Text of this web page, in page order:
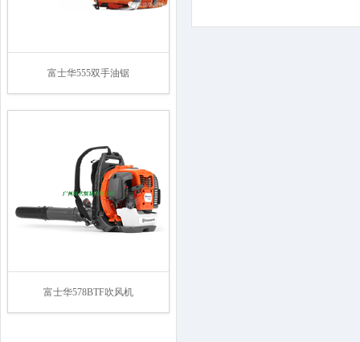
富士华555双手油锯
富士华578BTF吹风机